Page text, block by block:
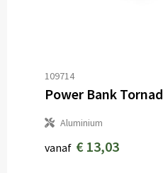
109714
Power Bank Tornad
Aluminium
vanaf € 13,03